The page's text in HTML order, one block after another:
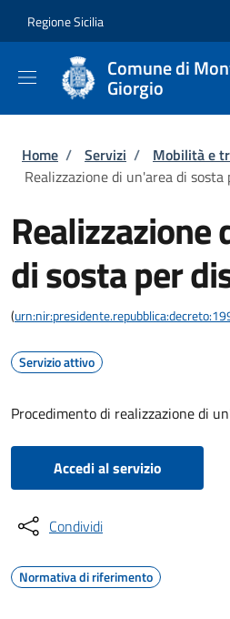
Regione Sicilia
Comune di
Giorgio
Briciole di pane
Home / Servizi / Mobilità e
Realizzazione di un'area di sosta
Realizzazione
di sosta per
(
Servizio attivo
Procedimento di realizzazione di
Accedi al servizio
Condividi
Normativa di riferimento